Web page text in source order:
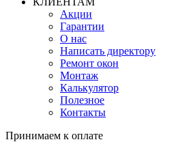
Акции
Гарантии
О нас
Написать директору
Ремонт окон
Монтаж
Калькулятор
Полезное
Контакты
Принимаем к оплате